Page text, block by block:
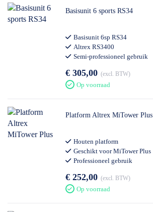
Basisunit 6 sports RS34
Basisunit 6sp RS34
Altrex RS3400
Semi-professioneel gebruik
€ 305,00 excl. BTW
Op voorraad
Platform Altrex MiTower Plus
Houten platform
Geschikt voor MiTower Plus
Professioneel gebruik
€ 252,00 excl. BTW
Op voorraad